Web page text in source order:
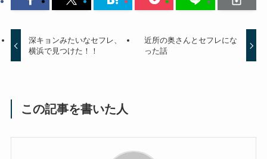
深キョンみたいなセフレ、
横浜で見つけた！！
近所の奥さんとセフレにな
った話
この記事を書いた人